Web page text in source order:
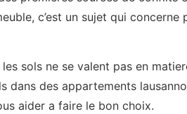
c’est un sujet qui concerne
sols ne se valent pas en
des appartements
aider a faire le bon choix.